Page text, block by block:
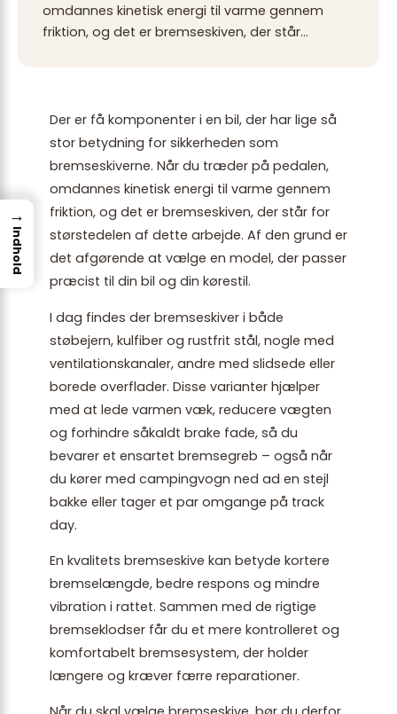
omdannes kinetisk energi til varme gennem
friktion, og det er bremseskiven, der står…
Der er få komponenter i en bil, der har lige så
stor betydning for sikkerheden som
bremseskiverne. Når du træder på pedalen,
omdannes kinetisk energi til varme gennem
friktion, og det er bremseskiven, der står for
størstedelen af dette arbejde. Af den grund er
det afgørende at vælge en model, der passer
præcist til din bil og din kørestil.
I dag findes der bremseskiver i både
støbejern, kulfiber og rustfrit stål, nogle med
ventilationskanaler, andre med slidsede eller
borede overflader. Disse varianter hjælper
med at lede varmen væk, reducere vægten
og forhindre såkaldt brake fade, så du
bevarer et ensartet bremsegreb – også når
du kører med campingvogn ned ad en stejl
bakke eller tager et par omgange på track
day.
En kvalitets bremseskive kan betyde kortere
bremselængde, bedre respons og mindre
vibration i rattet. Sammen med de rigtige
bremseklodser får du et mere kontrolleret og
komfortabelt bremsesystem, der holder
længere og kræver færre reparationer.
→
Indhold